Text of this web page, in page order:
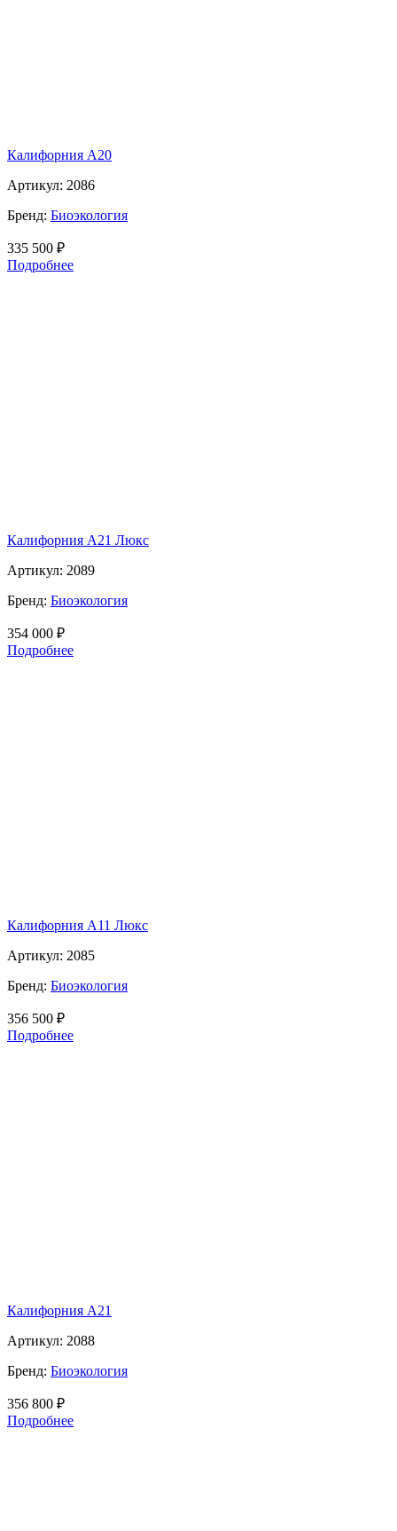
Калифорния А20
Артикул: 2086
Бренд: Биоэкология
335 500 ₽
Подробнее
Калифорния А21 Люкс
Артикул: 2089
Бренд: Биоэкология
354 000 ₽
Подробнее
Калифорния А11 Люкс
Артикул: 2085
Бренд: Биоэкология
356 500 ₽
Подробнее
Калифорния А21
Артикул: 2088
Бренд: Биоэкология
356 800 ₽
Подробнее